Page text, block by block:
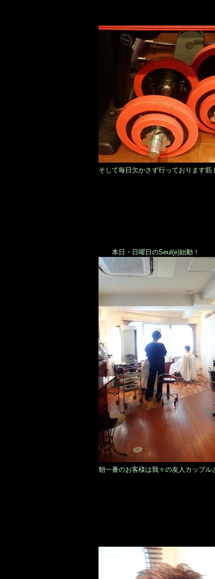
そして毎日欠かさず行っております筋
本日・日曜日のSeul(e)始動！
朝一番のお客様は我々の友人カップル